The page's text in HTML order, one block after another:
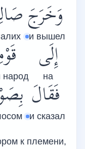
وَخَرَجَ
и вышел
إِلَى
на
народ
فَقَالَ
и сказал
к племени,